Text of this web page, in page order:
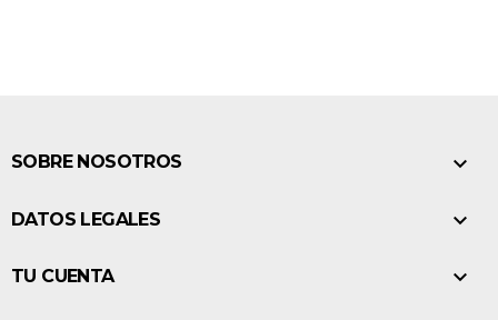
SOBRE NOSOTROS 
DATOS LEGALES 
TU CUENTA 